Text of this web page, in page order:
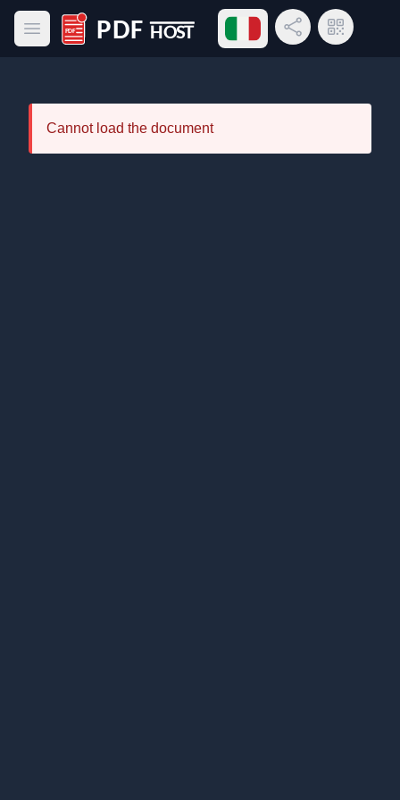
Apri menù principale
PDF Host
Ppri menù lingue
Condividi link
Codice QR
Cannot load the document